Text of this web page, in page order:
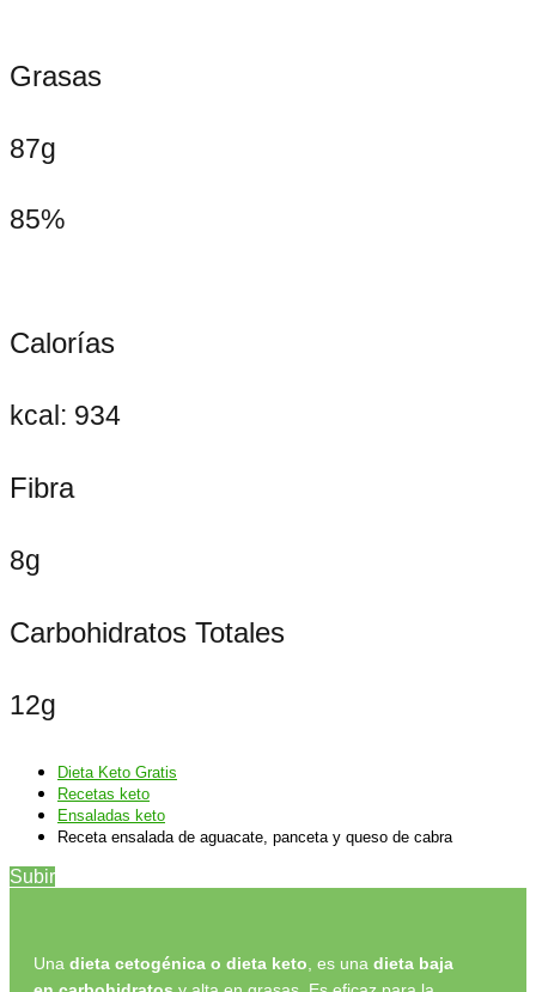
Grasas
87g
85%
Calorías
kcal: 934
Fibra
8g
Carbohidratos Totales
12g
Dieta Keto Gratis
Recetas keto
Ensaladas keto
Receta ensalada de aguacate, panceta y queso de cabra
Subir
Una dieta cetogénica o dieta keto , es una dieta baja